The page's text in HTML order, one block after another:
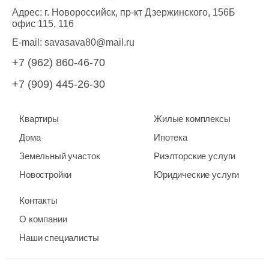
Адрес: г. Новороссийск, пр-кт Дзержинского, 156Б
офис 115, 116
E-mail: savasava80@mail.ru
+7 (962) 860-46-70
+7 (909) 445-26-30
Квартиры
Дома
Земельный участок
Новостройки
Жилые комплексы
Ипотека
Риэлторские услуги
Юридические услуги
Контакты
О компании
Наши специалисты